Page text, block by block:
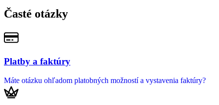
Časté otázky
Platby a faktúry
Máte otázku ohľadom platobných možností a vystavenia faktúry?